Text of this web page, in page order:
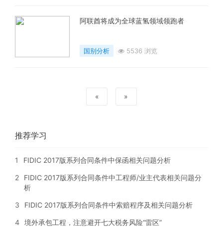
阿联酋将成为全球蓝氢领域领跑者
国别分析 5536 浏览
« »
推荐学习
1 FIDIC 2017版系列合同条件中保函相关问题分析
2
FIDIC 2017版系列合同条件中工程师/业主代表相关问题分
析
3 FIDIC 2017版系列合同条件中索赔程序及相关问题分析
4 境外承包工程，注意避开七大税务风险“雷区”